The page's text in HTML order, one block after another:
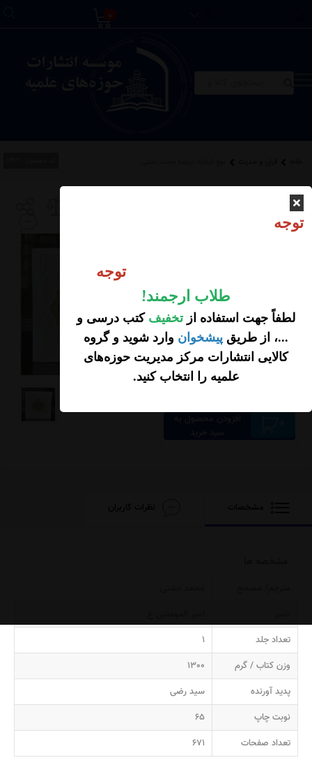
توجه
توجه
طلاب ارجمند!
لطفاً جهت استفاده از تخفیف کتب درسی و
...، از طریق پیشخوان وارد شوید و گروه
کالایی انتشارات مرکز مدیریت حوزه‌های
علمیه را انتخاب کنید.
نهج البلاغه ترجمه محمد
دشتی
500,000
تعداد جلد
1
وزن کتاب / گرم
1300
پدید آورنده
سید رضی
نوبت چاپ
65
تعداد صفحات
671